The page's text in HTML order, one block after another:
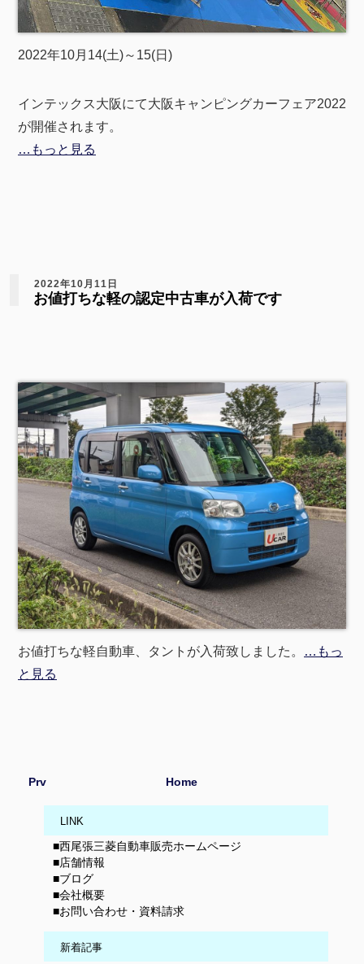
2022年10月14(土)～15(日)
インテックス大阪にて大阪キャンピングカーフェア2022
が開催されます。
…もっと見る
2022年10月11日
お値打ちな軽の認定中古車が入荷です
お値打ちな軽自動車、タントが入荷致しました。
…もっ
と見る
Prv Home
LINK
■西尾張三菱自動車販売ホームページ
■店舗情報
■ブログ
■会社概要
■お問い合わせ・資料請求
新着記事